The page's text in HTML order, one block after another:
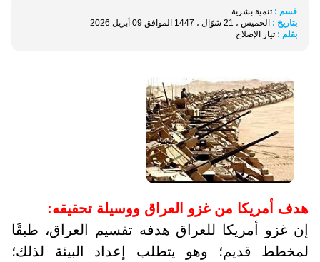
قسم : تنمية بشرية
بتاريخ : الخميس ، 21 شوّال ، 1447 الموافق 09 أبريل 2026
بقلم : تيار الإصلاح
هدف أمريكا من غزو العراق ووسيلة تحقيقه:
إن غزو أمريكا للعراق هدفه تقسيم العراق، طبقًا
لمخطط قديم؛ وهو يتطلب إعداد البيئة لذلك؛